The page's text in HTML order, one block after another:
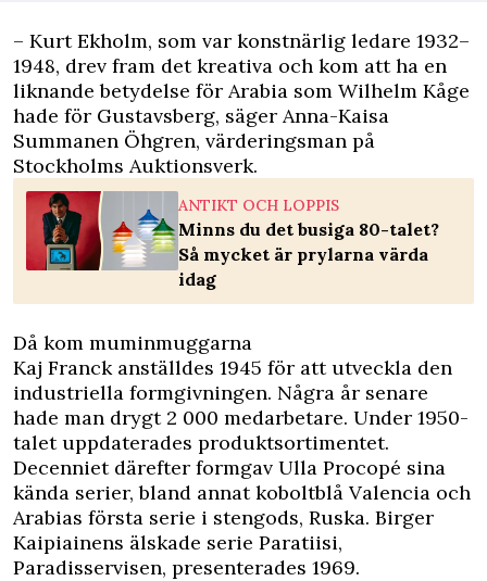
– Kurt Ekholm, som var konstnärlig ledare 1932–
1948, drev fram det kreativa och kom att ha en
liknande betydelse för Arabia som Wilhelm Kåge
hade för Gustavsberg, säger Anna-Kaisa
Summanen Öhgren, värderingsman på
Stockholms Auktionsverk.
ANTIKT OCH LOPPIS
Minns du det busiga 80-talet?
Så mycket är prylarna värda
idag
Då kom muminmuggarna
Kaj Franck anställdes 1945 för att utveckla den
industriella formgivningen. Några år senare
hade man drygt 2 000 medarbetare. Under 1950-
talet uppdaterades produktsortimentet.
Decenniet därefter formgav Ulla Procopé sina
kända serier, bland annat koboltblå Valencia och
Arabias första serie i stengods, Ruska. Birger
Kaipiainens älskade serie Paratiisi,
Paradisservisen, presenterades 1969.